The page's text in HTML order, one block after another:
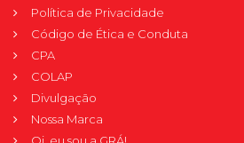
Política de Privacidade
Código de Ética e Conduta
CPA
COLAP
Divulgação
Nossa Marca